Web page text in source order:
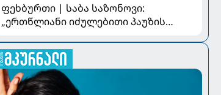
ფეხბურთი | საბა საზონოვი:
„ერთწლიანი იძულებითი პაუზის
მნიშვნელოვანია“